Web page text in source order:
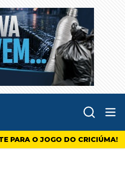
PARA O JOGO DO CRICIÚMA!